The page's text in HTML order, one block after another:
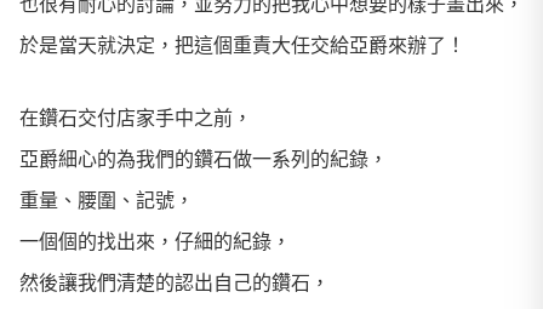
於是當天就決定，把這個重責大任交給亞爵來辦了！
在鑽石交付店家手中之前，
亞爵細心的為我們的鑽石做一系列的紀錄，
重量、腰圍、記號，
一個個的找出來，仔細的紀錄，
然後讓我們清楚的認出自己的鑽石，